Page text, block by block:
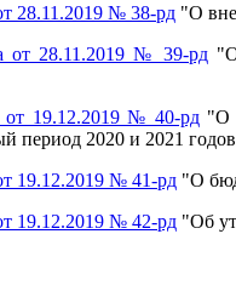
28.11.2019 № 38-рд "О
от 28.11.2019 № 39-рд
от 19.12.2019 № 40-рд"О
период 2020 и 2021
19.12.2019 № 41-рд "О
19.12.2019 № 42-рд "Об